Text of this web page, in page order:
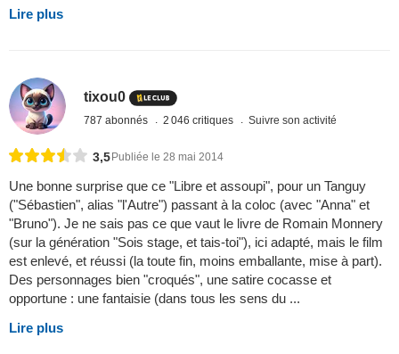
Lire plus
tixou0
787 abonnés 2 046 critiques Suivre son activité
3,5 Publiée le 28 mai 2014
Une bonne surprise que ce "Libre et assoupi", pour un Tanguy
("Sébastien", alias "l'Autre") passant à la coloc (avec "Anna" et
"Bruno"). Je ne sais pas ce que vaut le livre de Romain Monnery
(sur la génération "Sois stage, et tais-toi"), ici adapté, mais le film
est enlevé, et réussi (la toute fin, moins emballante, mise à part).
Des personnages bien "croqués", une satire cocasse et
opportune : une fantaisie (dans tous les sens du ...
Lire plus